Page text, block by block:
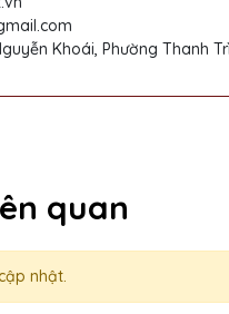
Khoái, Phường Thanh
quan
nhật.